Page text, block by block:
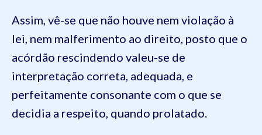
Assim, vê-se que não houve nem violação à
lei, nem malferimento ao direito, posto que o
acórdão rescindendo valeu-se de
interpretação correta, adequada, e
perfeitamente consonante com o que se
decidia a respeito, quando prolatado.